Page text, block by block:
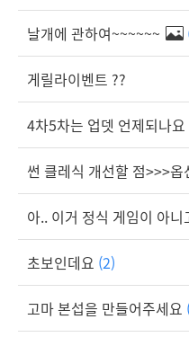
날개에 관하여~~~~~~
게릴라이벤트 ??
4차5차는 업뎃 언제되나요
썬 클레식 개선할 점>>>
아.. 이거 정식 게임이 아
초보인데요 (2)
고마 본섭을 만들어주세요